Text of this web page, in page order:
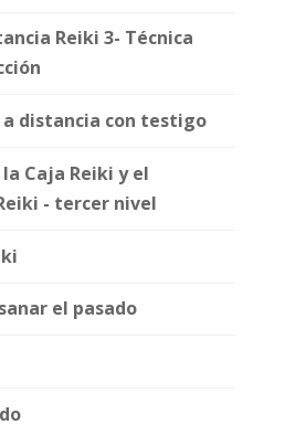
Reiki 3- Técnica
a distancia con testigo
Caja Reiki y el
- tercer nivel
el pasado